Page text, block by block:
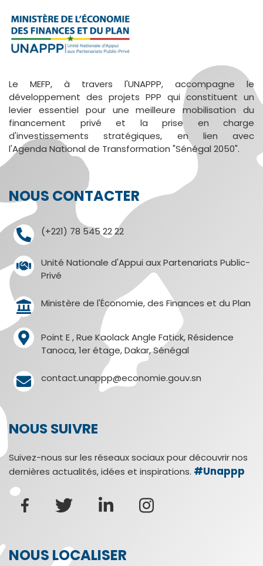
Le MEFP, à travers l'UNAPPP, accompagne le
développement des projets PPP qui constituent un
levier essentiel pour une meilleure mobilisation du
financement privé et la prise en charge
d'investissements stratégiques, en lien avec
l'Agenda National de Transformation "Sénégal 2050".
NOUS CONTACTER
(+221) 78 545 22 22
Unité Nationale d'Appui aux Partenariats Public-
Privé
Ministère de l'Économie, des Finances et du Plan
Point E , Rue Kaolack Angle Fatick, Résidence
Tanoca, 1er étage, Dakar, Sénégal
contact.unappp@economie.gouv.sn
NOUS SUIVRE
Suivez-nous sur les réseaux sociaux pour découvrir nos
dernières actualités, idées et inspirations. #Unappp
NOUS LOCALISER